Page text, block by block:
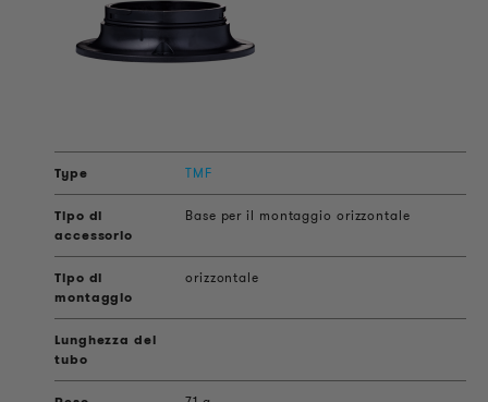
TMF
Base per il montaggio orizzontale
orizzontale